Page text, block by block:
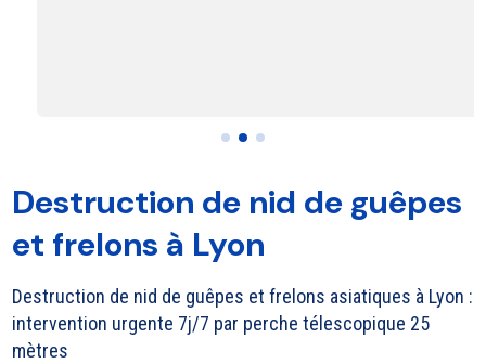
Destruction de nid de guêpes
et frelons à Lyon
Destruction de nid de guêpes et frelons asiatiques à Lyon :
intervention urgente 7j/7 par perche télescopique 25
mètres